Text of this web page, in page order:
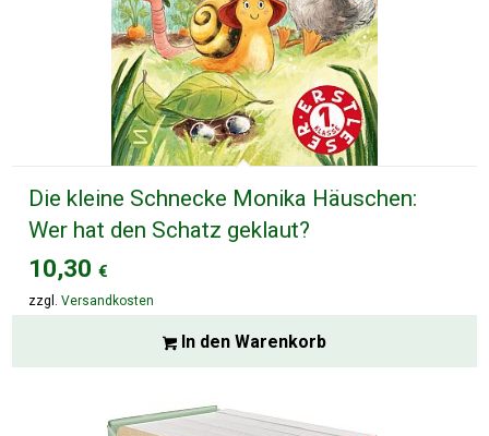
Die kleine Schnecke Monika Häuschen:
Wer hat den Schatz geklaut?
10,30€
zzgl.Versandkosten
In den Warenkorb